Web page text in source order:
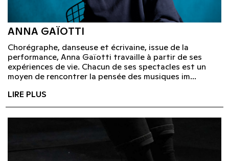
ANNA GAÏOTTI
Chorégraphe, danseuse et écrivaine, issue de la
performance, Anna Gaïotti travaille à partir de ses
expériences de vie. Chacun de ses spectacles est un
moyen de rencontrer la pensée des musiques im...
LIRE PLUS